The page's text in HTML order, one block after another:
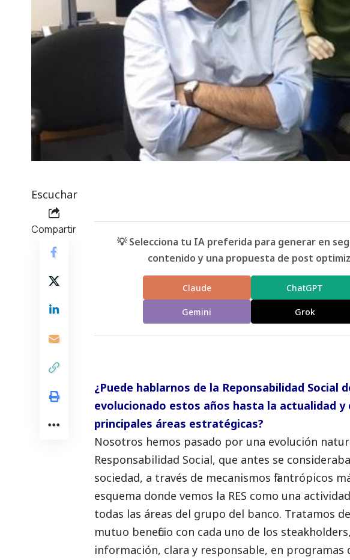
Escuchar
Compartir
💡 Selecciona tu IA preferida para generar en
contenido y una propuesta de post
Claude ChatGPT
Gemini Grok
¿Puede hablarnos de la Reponsabilidad Social
evolucionado estos años hasta la actualidad
principales áreas estratégicas?
Nosotros hemos pasado por una evolución
Responsabilidad Social, que antes se
sociedad, a través de mecanismos filantrópicos
esquema donde vemos la RES como una
todas las áreas del grupo del banco. Tratamos
mutuo beneficio con cada uno de los
información, clara y responsable, en programas